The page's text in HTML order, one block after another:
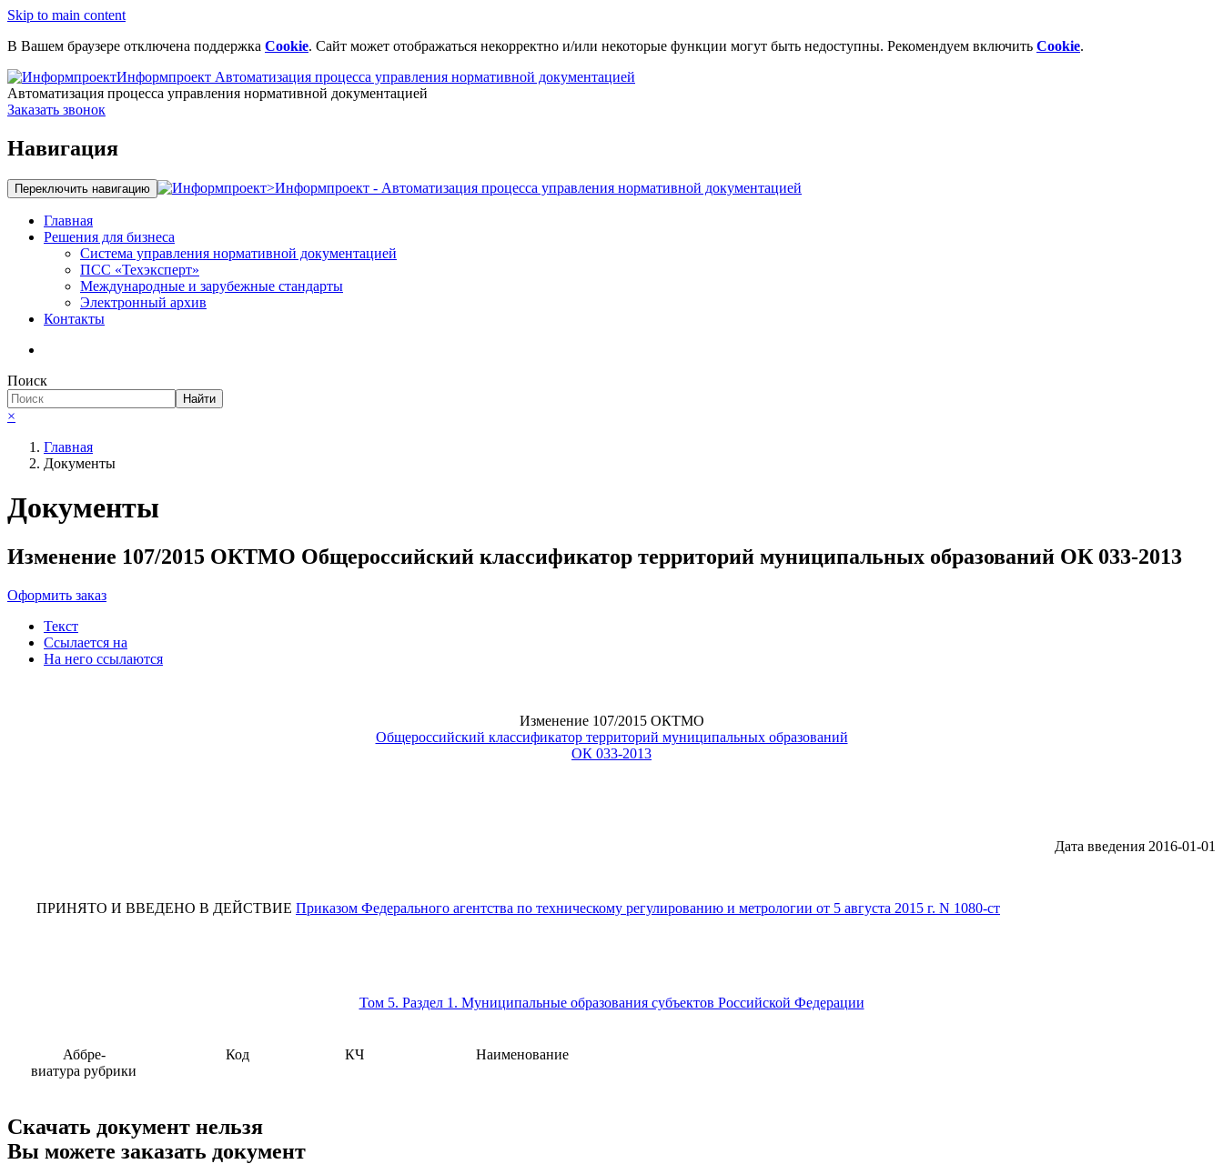
Skip to main content
В Вашем браузере отключена поддержка Cookie. Сайт может отображаться некорректно и/или некоторые функции могут быть недоступны. Рекомендуем включить Cookie.
Информпроект Автоматизация процесса управления нормативной документацией
Автоматизация процесса управления нормативной документацией
Заказать звонок
Навигация
Переключить навигацию >Информпроект - Автоматизация процесса управления нормативной документацией
Главная
Решения для бизнеса
Система управления нормативной документацией
ПСС «Техэксперт»
Международные и зарубежные стандарты
Электронный архив
Контакты
Поиск
Найти
×
Главная
Документы
Документы
Изменение 107/2015 ОКТМО Общероссийский классификатор территорий муниципальных образований ОК 033-2013
Оформить заказ
Текст
Ссылается на
На него ссылаются
Изменение 107/2015 ОКТМО
Общероссийский классификатор территорий муниципальных образований
ОК 033-2013
Дата введения 2016-01-01
ПРИНЯТО И ВВЕДЕНО В ДЕЙСТВИЕ Приказом Федерального агентства по техническому регулированию и метрологии от 5 августа 2015 г. N 1080-ст
Том 5. Раздел 1. Муниципальные образования субъектов Российской Федерации
Аббре-
виатура рубрики
Код КЧ Наименование
Скачать документ нельзя
Вы можете заказать документ
Эти файлы cookie
необязательны.
для